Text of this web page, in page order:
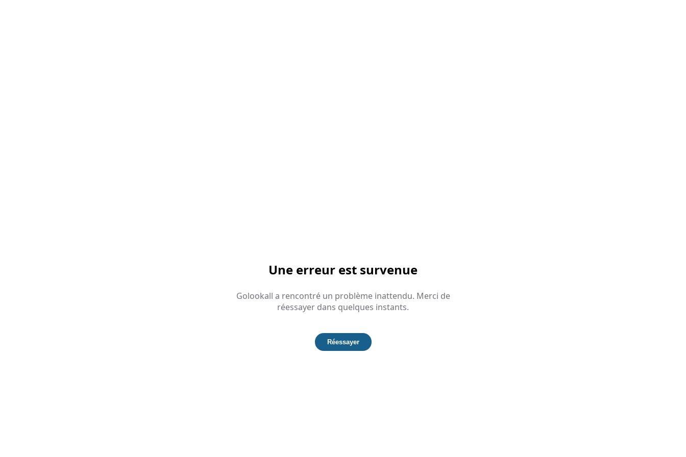
Une erreur est survenue
Golookall a rencontré un problème inattendu. Merci de
réessayer dans quelques instants.
Réessayer